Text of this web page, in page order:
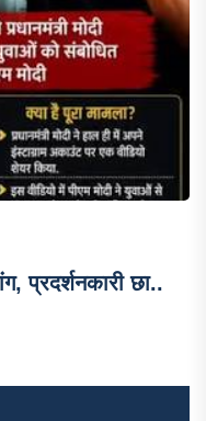
प्रदर्शनकारी छा..